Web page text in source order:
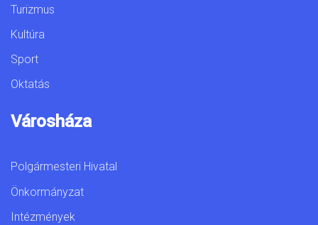
Turizmus
Kultúra
Sport
Oktatás
Városháza
Polgármesteri Hivatal
Önkormányzat
Intézmények